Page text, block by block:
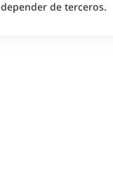
depender de terceros.